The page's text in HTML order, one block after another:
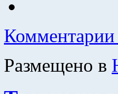
Размещено в